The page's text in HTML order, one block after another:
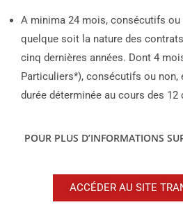
A minima 24 mois, consécutifs ou
quelque soit la nature des
cinq dernières années. Dont 4
Particuliers*), consécutifs ou non,
durée déterminée au cours des 12
POUR PLUS D’INFORMATIONS
ACCÉDER AU SITE